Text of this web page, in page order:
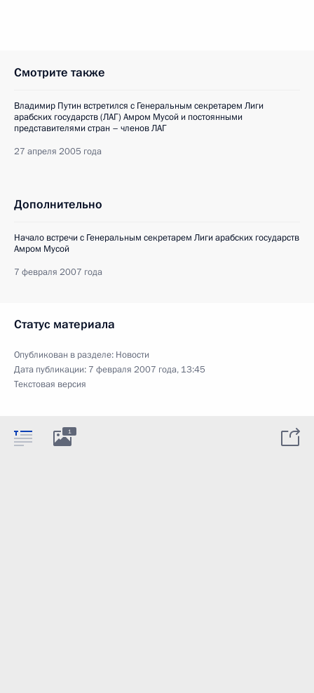
Смотрите также
Владимир Путин встретился с Генеральным секретарем Лиги
арабских государств (ЛАГ) Амром Мусой и постоянными
представителями стран – членов ЛАГ
27 апреля 2005 года
Дополнительно
Начало встречи с Генеральным секретарем Лиги арабских государств
Амром Мусой
7 февраля 2007 года
Статус материала
Опубликован в разделе: Новости
Дата публикации: 7 февраля 2007 года, 13:45
Текстовая версия
1